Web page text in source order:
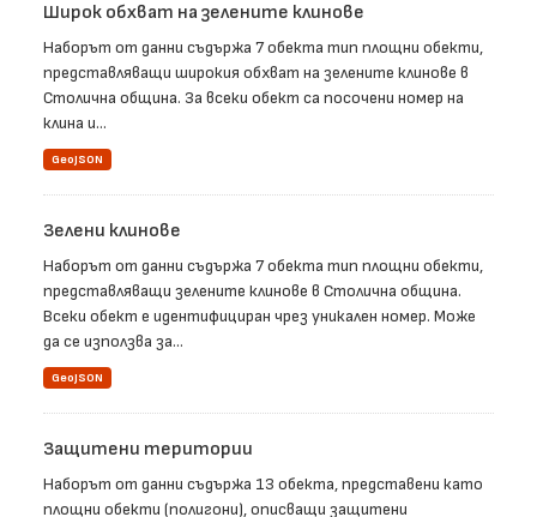
Широк обхват на зелените клинове
Наборът от данни съдържа 7 обекта тип площни обекти,
представляващи широкия обхват на зелените клинове в
Столична община. За всеки обект са посочени номер на
клина и...
GeoJSON
Зелени клинове
Наборът от данни съдържа 7 обекта тип площни обекти,
представляващи зелените клинове в Столична община.
Всеки обект е идентифициран чрез уникален номер. Може
да се използва за...
GeoJSON
Защитени територии
Наборът от данни съдържа 13 обекта, представени като
площни обекти (полигони), описващи защитени